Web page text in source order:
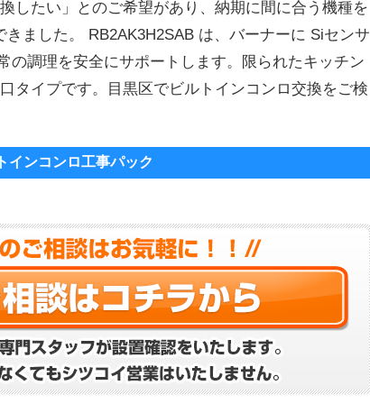
したい」とのご希望があり、納期に間に合う機種を
ました。 RB2AK3H2SAB は、バーナーに Siセンサ
の調理を安全にサポートします。限られたキッチン
タイプです。目黒区でビルトインコンロ交換をご検
インコンロ工事パック